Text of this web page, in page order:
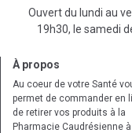
Ouvert du lundi au
19h30, le samedi
À propos
Au coeur de votre Santé
permet de commander en
de retirer vos produits à la
Pharmacie Caudrésienne